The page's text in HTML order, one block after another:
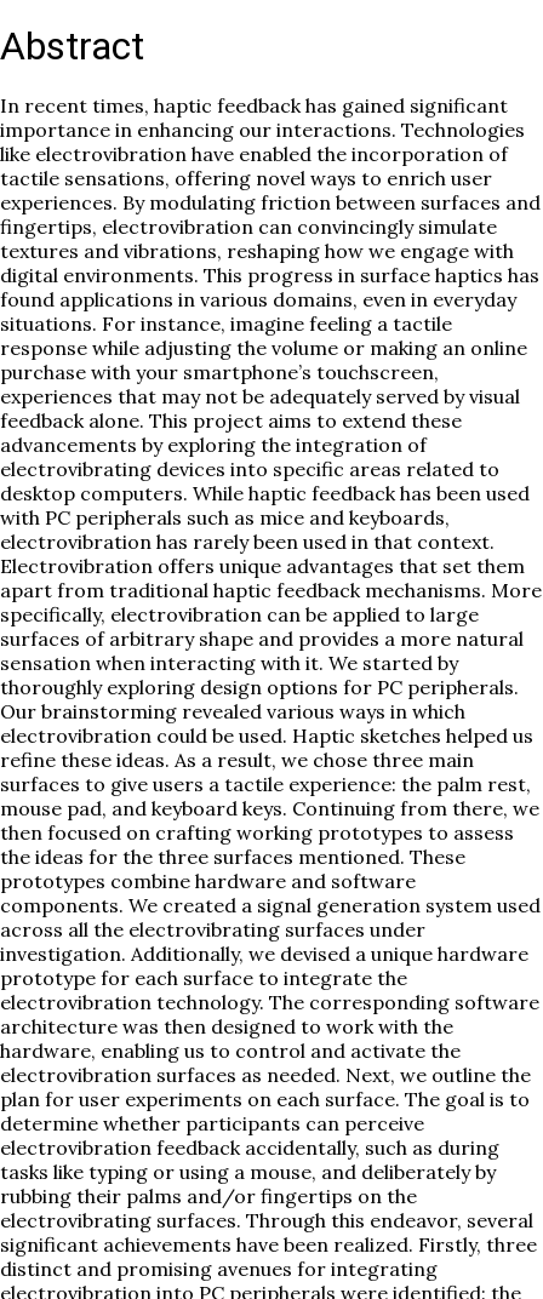
Abstract
In recent times, haptic feedback has gained significant
importance in enhancing our interactions. Technologies
like electrovibration have enabled the incorporation of
tactile sensations, offering novel ways to enrich user
experiences. By modulating friction between surfaces and
fingertips, electrovibration can convincingly simulate
textures and vibrations, reshaping how we engage with
digital environments. This progress in surface haptics has
found applications in various domains, even in everyday
situations. For instance, imagine feeling a tactile
response while adjusting the volume or making an online
purchase with your smartphone’s touchscreen,
experiences that may not be adequately served by visual
feedback alone. This project aims to extend these
advancements by exploring the integration of
electrovibrating devices into specific areas related to
desktop computers. While haptic feedback has been used
with PC peripherals such as mice and keyboards,
electrovibration has rarely been used in that context.
Electrovibration offers unique advantages that set them
apart from traditional haptic feedback mechanisms. More
specifically, electrovibration can be applied to large
surfaces of arbitrary shape and provides a more natural
sensation when interacting with it. We started by
thoroughly exploring design options for PC peripherals.
Our brainstorming revealed various ways in which
electrovibration could be used. Haptic sketches helped us
refine these ideas. As a result, we chose three main
surfaces to give users a tactile experience: the palm rest,
mouse pad, and keyboard keys. Continuing from there, we
then focused on crafting working prototypes to assess
the ideas for the three surfaces mentioned. These
prototypes combine hardware and software
components. We created a signal generation system used
across all the electrovibrating surfaces under
investigation. Additionally, we devised a unique hardware
prototype for each surface to integrate the
electrovibration technology. The corresponding software
architecture was then designed to work with the
hardware, enabling us to control and activate the
electrovibration surfaces as needed. Next, we outline the
plan for user experiments on each surface. The goal is to
determine whether participants can perceive
electrovibration feedback accidentally, such as during
tasks like typing or using a mouse, and deliberately by
rubbing their palms and/or fingertips on the
electrovibrating surfaces. Through this endeavor, several
significant achievements have been realized. Firstly, three
distinct and promising avenues for integrating
electrovibration into PC peripherals were identified: the